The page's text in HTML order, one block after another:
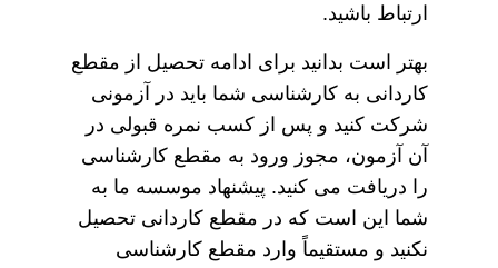
ارتباط باشید.
بهتر است بدانید برای ادامه تحصیل از مقطع
کاردانی به کارشناسی شما باید در آزمونی
شرکت کنید و پس از کسب نمره قبولی در
آن آزمون، مجوز ورود به مقطع کارشناسی
را دریافت می کنید. پیشنهاد موسسه ما به
شما این است که در مقطع کاردانی تحصیل
نکنید و مستقیماً وارد مقطع کارشناسی